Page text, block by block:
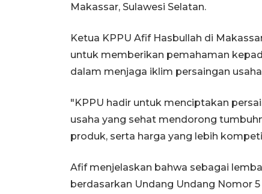
Makassar, Sulawesi Selatan.
Ketua KPPU Afif Hasbullah di
untuk memberikan pemahaman
dalam menjaga iklim persaingan
"KPPU hadir untuk menciptakan
usaha yang sehat mendorong
produk, serta harga yang lebih
Afif menjelaskan bahwa sebagai
berdasarkan Undang Undang Nomor